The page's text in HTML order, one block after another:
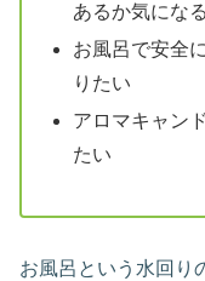
あるか気になる
お風呂で安全
りたい
アロマキャン
たい
お風呂という水回り